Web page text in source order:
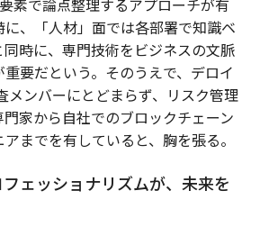
、「人材」面では各部署で知識ベ
時に、専門技術をビジネスの文脈
要だという。そのうえで、デロイ
メンバーにとどまらず、リスク管理
家から自社でのブロックチェーン
までを有していると、胸を張る。
ェッショナリズムが、未来を